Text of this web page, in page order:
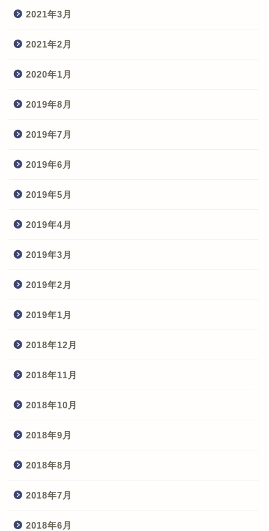
2021年3月
2021年2月
2020年1月
2019年8月
2019年7月
2019年6月
2019年5月
2019年4月
2019年3月
2019年2月
2019年1月
2018年12月
2018年11月
2018年10月
2018年9月
2018年8月
2018年7月
2018年6月